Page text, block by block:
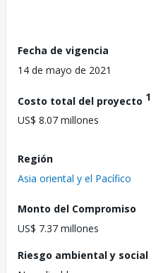
Fecha de vigencia
14 de mayo de 2021
Costo total del proyecto 1
US$ 8.07 millones
Región
Asia oriental y el Pacífico
Monto del Compromiso
US$ 7.37 millones
Riesgo ambiental y social